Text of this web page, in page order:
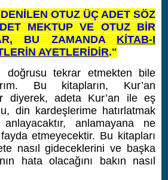
OTUZ ÜÇ ADET SÖZ
MEKTUP VE OTUZ BİR
BU ZAMANDA KİTAB-I
AYETLERİDİR."
doğrusu tekrar etmekten bile
Bu kitapların, Kur’an
diyerek, adeta Kur’an ile eş
din kardeşlerime hatırlatmak
anlamayana ne
etmeyecektir. Bu kitapları
nasıl gideceklerini ve başka
hata olacağını bakın nasıl